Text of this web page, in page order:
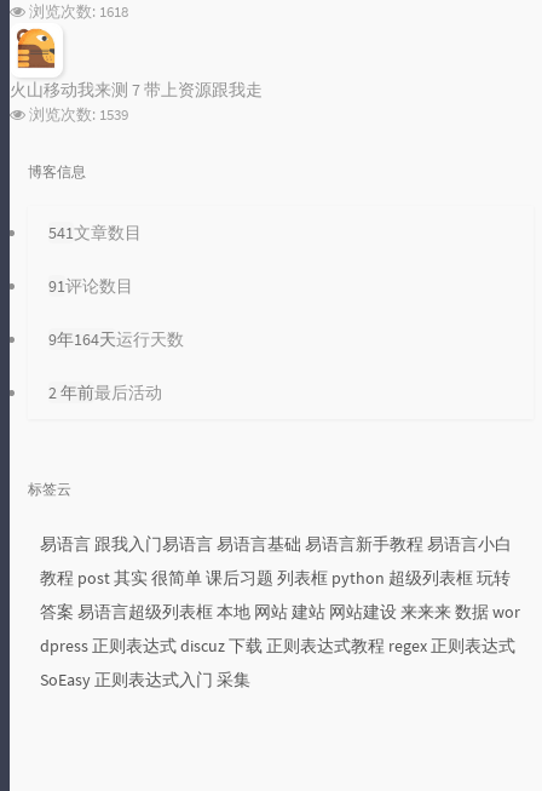
浏览次数: 1618
火山移动我来测 7 带上资源跟我走
浏览次数: 1539
博客信息
541文章数目
91评论数目
9年164天运行天数
2 年前最后活动
标签云
易语言 跟我入门易语言易语言基础 易语言新手教程 易语言小白
教程 post其实 很简单课后习题 列表框 python 超级列表框玩转
答案 易语言超级列表框本地 网站建站 网站建设来来来数据wor
dpress 正则表达式discuz下载 正则表达式教程 regex 正则表达式
SoEasy 正则表达式入门 采集